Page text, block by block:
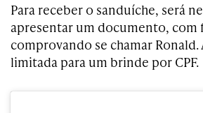
Para receber o sanduíche, será
apresentar um documento, com
comprovando se chamar Ronald.
limitada para um brinde por CPF.